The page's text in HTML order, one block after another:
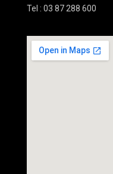
Tel : 03 87 288 600